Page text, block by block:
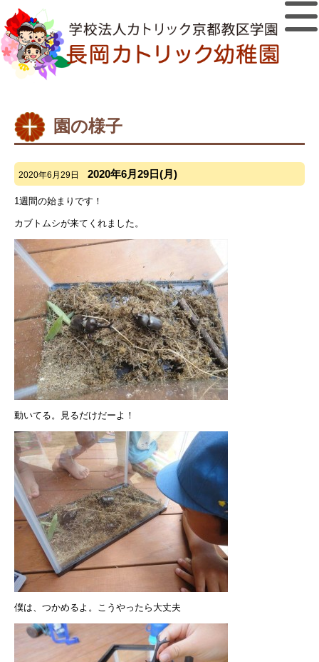
園の様子
2020年6月29日 2020年6月29日(月)
1週間の始まりです！
カブトムシが来てくれました。
動いてる。見るだけだーよ！
僕は、つかめるよ。こうやったら大丈夫